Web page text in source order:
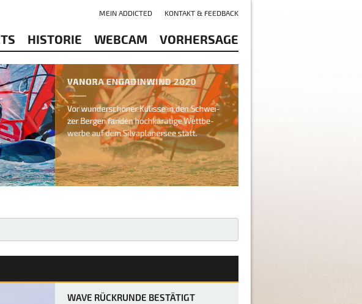
HISTORIE WEBCAM VORHERSAGE
MEIN ADDICTED KONTAKT & FEEDBACK
WAVE RÜCKRUNDE BESTÄTIGT